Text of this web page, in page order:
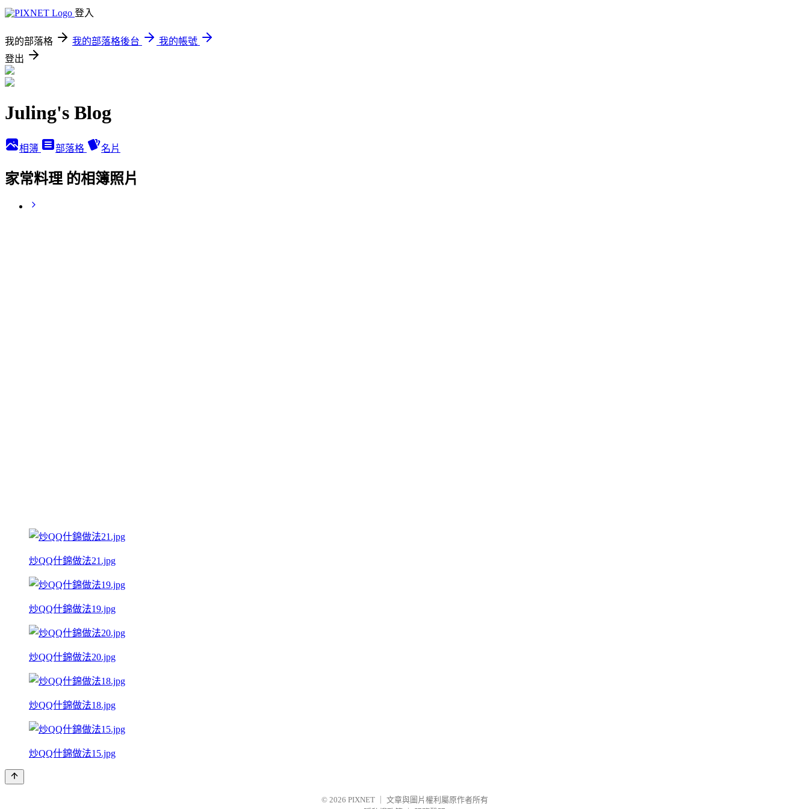
登入
我的部落格 我的部落格後台
我的帳號
登出
Juling's Blog
相簿 部落格 名片
家常料理 的相簿照片
炒QQ什錦做法21.jpg
炒QQ什錦做法19.jpg
炒QQ什錦做法20.jpg
炒QQ什錦做法18.jpg
炒QQ什錦做法15.jpg
© 2026 PIXNET
文章與圖片權利屬原作者所有